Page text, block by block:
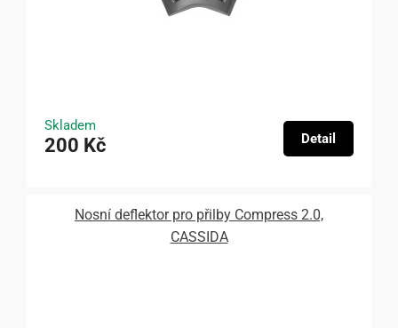
Skladem
200 Kč Detail
Nosní deflektor pro přilby Compress 2.0,
CASSIDA